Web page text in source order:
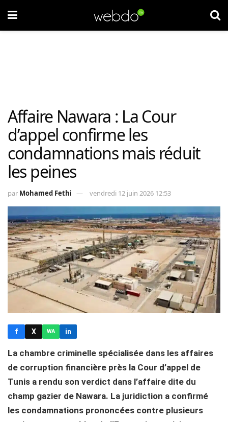
Affaire Nawara : La Cour
d’appel confirme les
condamnations mais réduit
les peines
par Mohamed Fethi vendredi 12 juin 2026 12:53
f X WA in
La chambre criminelle spécialisée dans les affaires
de corruption financière près la Cour d’appel de
Tunis a rendu son verdict dans l’affaire dite du
champ gazier de Nawara. La juridiction a confirmé
les condamnations prononcées contre plusieurs